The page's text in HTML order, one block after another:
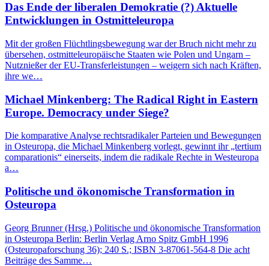
Das Ende der liberalen Demokratie (?) Aktuelle
Entwicklungen in Ostmitteleuropa
Mit der großen Flüchtlingsbewegung war der Bruch nicht mehr zu
übersehen, ostmitteleuropäische Staaten wie Polen und Ungarn –
Nutznießer der EU-Transferleistungen – weigern sich nach Kräften,
ihre we…
Michael Minkenberg: The Radical Right in Eastern
Europe. Democracy under Siege?
Die komparative Analyse rechtsradikaler Parteien und Bewegungen
in Osteuropa, die Michael Minkenberg vorlegt, gewinnt ihr „tertium
comparationis“ einerseits, indem die radikale Rechte in Westeuropa
a…
Politische und ökonomische Transformation in
Osteuropa
Georg Brunner (Hrsg.) Politische und ökonomische Transformation
in Osteuropa Berlin: Berlin Verlag Arno Spitz GmbH 1996
(Osteuropaforschung 36); 240 S.; ISBN 3-87061-564-8 Die acht
Beiträge des Samme…